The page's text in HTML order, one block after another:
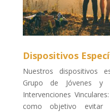
Dispositivos
Nuestros dispositivos
Grupo de Jóvenes
Intervenciones
como objetivo evitar